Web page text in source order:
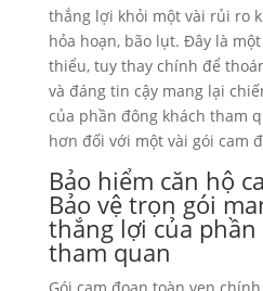
thắng lợi khỏi một vài rủi ro
hỏa hoạn, bão lụt. Đây là
thiểu, tuy thay chính để
và đáng tin cậy mang lại
của phần đông khách tham
hơn đối với một vài gói cam
Bảo hiểm căn hộ
Bảo vệ trọn gói
thắng lợi của phần
tham quan